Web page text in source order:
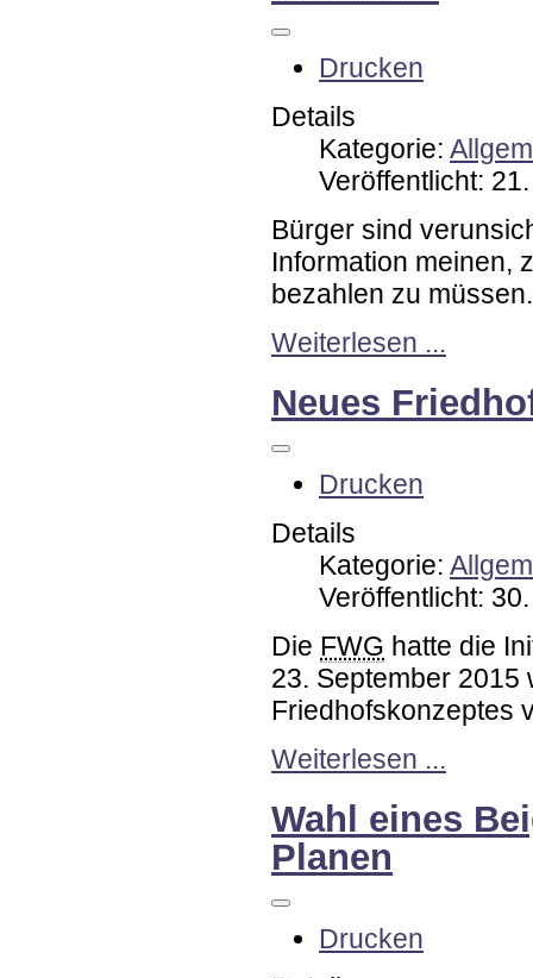
Drucken
Details
Kategorie:
Veröffentlicht:
Bürger sind
Information meinen,
bezahlen zu müssen.
Weiterlesen ...
Neues
Drucken
Details
Kategorie:
Veröffentlicht:
Die FWG hatte die
23. September 2015
Friedhofskonzeptes
Weiterlesen ...
Wahl eines
Planen
Drucken